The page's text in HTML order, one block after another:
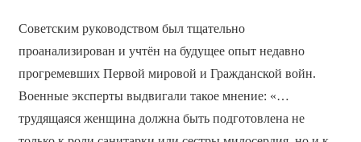
Советским руководством был тщательно
проанализирован и учтён на будущее опыт недавно
прогремевших Первой мировой и Гражданской войн.
Военные эксперты выдвигали такое мнение: «…
трудящаяся женщина должна быть подготовлена не